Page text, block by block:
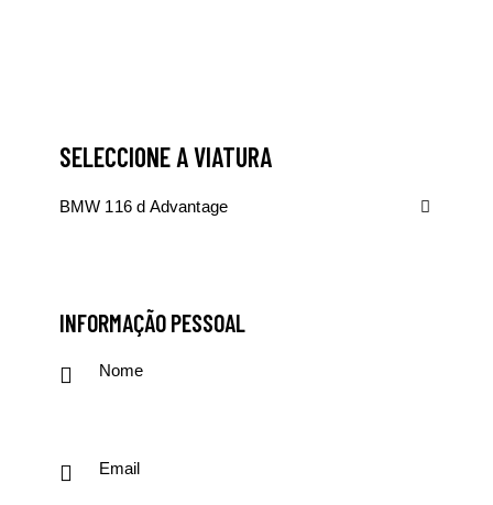
SELECCIONE A VIATURA
INFORMAÇÃO PESSOAL